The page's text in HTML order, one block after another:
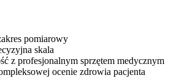
pomiarowy
skala
z profesjonalnym sprzętem medycznym
ocenie zdrowia pacjenta